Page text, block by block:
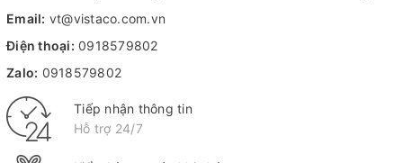
Email: vt@vistaco.com.vn
Điện thoại: 0918579802
Zalo: 0918579802
Tiếp nhận thông tin
Hỗ trợ 24/7